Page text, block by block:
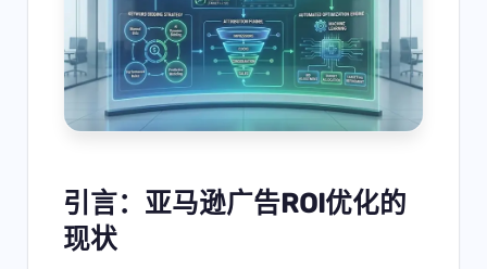
引言：亚马逊广告ROI优化的
现状